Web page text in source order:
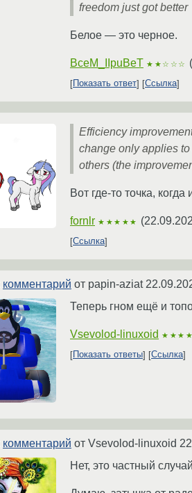
freedom just got better
Белое — это черное.
BceM_IIpuBeT ★★☆☆☆ (
Показать ответ Ссылка
Efficiency
change only applies
others (the
Вот где-то точка,
fornlr ★★★★★ (
Ссылка
комментарий от papin-aziat
Теперь гном ещё и
Vsevolod-linuxoid
Показать ответы Ссылка
комментарий от Vsevolod-linuxoid
Нет, это частный